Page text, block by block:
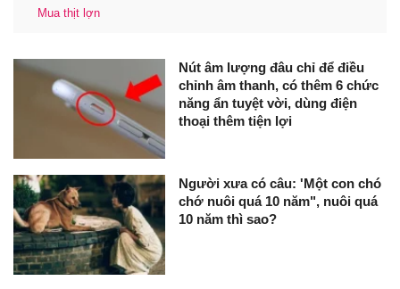
Mua thịt lợn
Nút âm lượng đâu chỉ để điều
chỉnh âm thanh, có thêm 6 chức
năng ẩn tuyệt vời, dùng điện
thoại thêm tiện lợi
Người xưa có câu: 'Một con chó
chớ nuôi quá 10 năm", nuôi quá
10 năm thì sao?